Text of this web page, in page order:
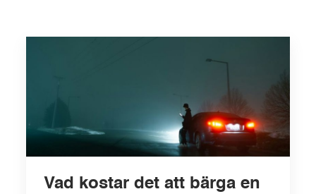
Vad kostar det att bärga en